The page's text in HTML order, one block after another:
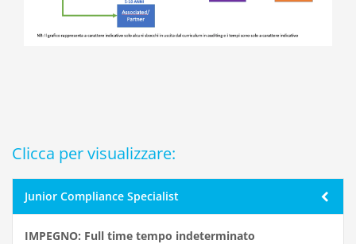
Clicca per visualizzare:
Junior Compliance Specialist
IMPEGNO: Full time tempo indeterminato